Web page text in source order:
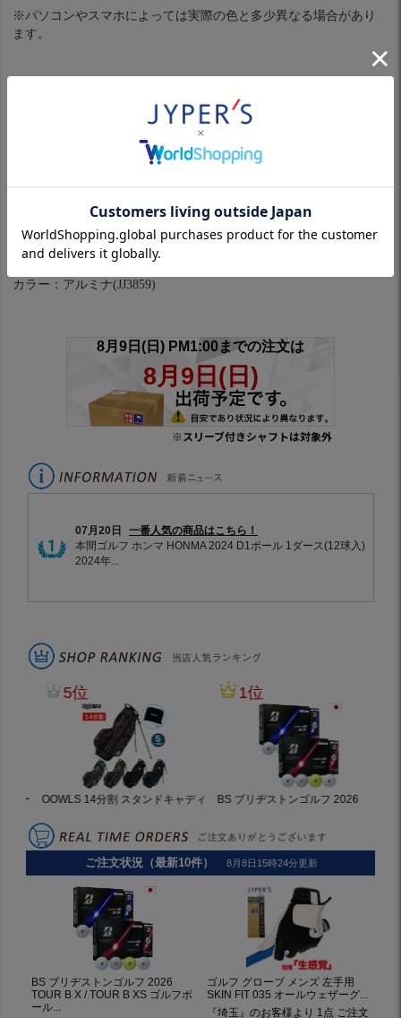
※パソコンやスマホによっては実際の色と多少異なる場合があり
ます。
アンクルパンツに合わせやすいローカットソックス。適度なクッ
ションとサポート力を備え、快適な履き心地でラウンドをサポー
トする。かかとの内側にはすべり止めのシリコンプリント付き。
素材：ポリエステル ナイロン ポリウレタン
サイズ：22-24cm
カラー：アルミナ(JJ3859)
※スリーブ付きシャフトは対象外